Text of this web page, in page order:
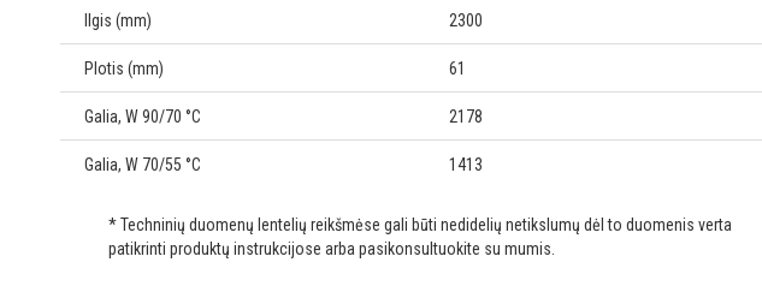
Ilgis (mm) 2300
Plotis (mm) 61
Galia, W 90/70 °C 2178
Galia, W 70/55 °C 1413
* Techninių duomenų lentelių reikšmėse gali būti nedidelių netikslumų dėl to duomenis verta
patikrinti produktų instrukcijose arba pasikonsultuokite su mumis.